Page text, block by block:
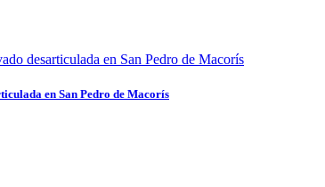
en San Pedro de Macorís